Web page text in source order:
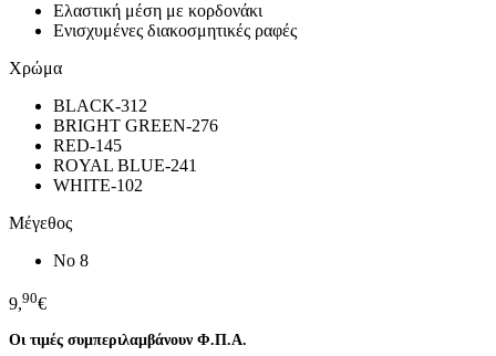
Ελαστική μέση με κορδονάκι
Ενισχυμένες διακοσμητικές ραφές
Χρώμα
BLACK-312
BRIGHT GREEN-276
RED-145
ROYAL BLUE-241
WHITE-102
Μέγεθος
No 8
9,90€
Οι τιμές συμπεριλαμβάνουν Φ.Π.Α.